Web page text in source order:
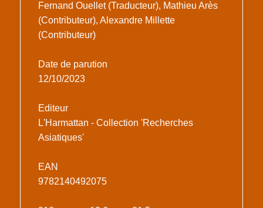
Fernand Ouellet (Traducteur), Mathieu Arès
(Contributeur), Alexandre Millette
(Contributeur)
Date de parution
12/10/2023
Editeur
L'Harmattan - Collection 'Recherches
Asiatiques'
EAN
9782140492075